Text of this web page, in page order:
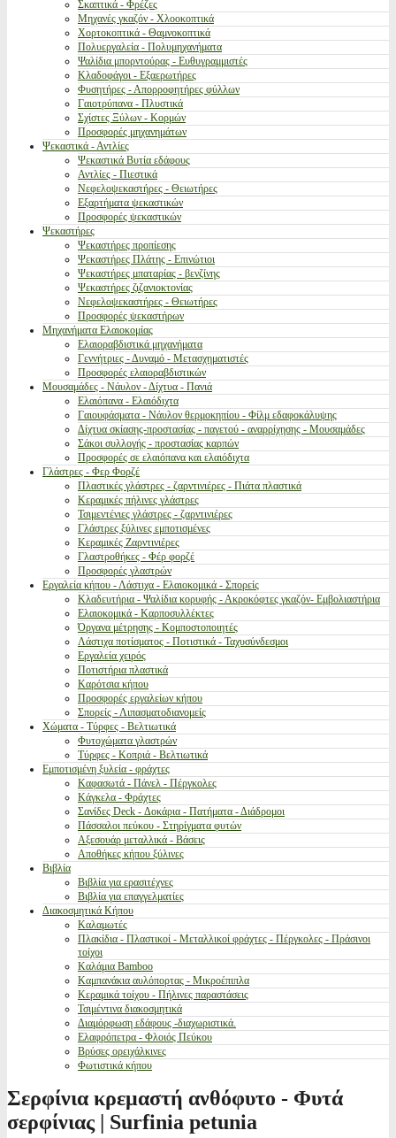
Σκαπτικά - Φρέζες
Μηχανές γκαζόν - Χλοοκοπτικά
Χορτοκοπτικά - Θαμνοκοπτικά
Πολυεργαλεία - Πολυμηχανήματα
Ψαλίδια μπορντούρας - Ευθυγραμμιστές
Κλαδοφάγοι - Εξαερωτήρες
Φυσητήρες - Απορροφητήρες φύλλων
Γαιοτρύπανα - Πλυστικά
Σχίστες Ξύλων - Κορμών
Προσφορές μηχανημάτων
Ψεκαστικά - Αντλίες
Ψεκαστικά Βυτία εδάφους
Αντλίες - Πιεστικά
Νεφελοψεκαστήρες - Θειωτήρες
Εξαρτήματα ψεκαστικών
Προσφορές ψεκαστικών
Ψεκαστήρες
Ψεκαστήρες προπίεσης
Ψεκαστήρες Πλάτης - Επινώτιοι
Ψεκαστήρες μπαταρίας - βενζίνης
Ψεκαστήρες ζιζανιοκτονίας
Νεφελοψεκαστήρες - Θειωτήρες
Προσφορές ψεκαστήρων
Μηχανήματα Ελαιοκομίας
Ελαιοραβδιστικά μηχανήματα
Γεννήτριες - Δυναμό - Μετασχηματιστές
Προσφορές ελαιοραβδιστικών
Μουσαμάδες - Νάυλον - Δίχτυα - Πανιά
Ελαιόπανα - Ελαιόδιχτα
Γαιουφάσματα - Νάυλον θερμοκηπίου - Φίλμ εδαφοκάλυψης
Δίχτυα σκίασης-προστασίας - παγετού - αναρρίχησης - Μουσαμάδες
Σάκοι συλλογής - προστασίας καρπών
Προσφορές σε ελαιόπανα και ελαιόδιχτα
Γλάστρες - Φερ Φορζέ
Πλαστικές γλάστρες - ζαρντινιέρες - Πιάτα πλαστικά
Κεραμικές πήλινες γλάστρες
Τσιμεντένιες γλάστρες - ζαρντινιέρες
Γλάστρες ξύλινες εμποτισμένες
Κεραμικές Ζαρντινιέρες
Γλαστροθήκες - Φέρ φορζέ
Προσφορές γλαστρών
Εργαλεία κήπου - Λάστιχα - Ελαιοκομικά - Σπορείς
Κλαδευτήρια - Ψαλίδια κορυφής - Ακροκόφτες γκαζόν- Εμβολιαστήρια
Ελαιοκομικά - Καρποσυλλέκτες
Όργανα μέτρησης - Κομποστοποιητές
Λάστιχα ποτίσματος - Ποτιστικά - Ταχυσύνδεσμοι
Εργαλεία χειρός
Ποτιστήρια πλαστικά
Καρότσια κήπου
Προσφορές εργαλείων κήπου
Σπορείς - Λιπασματοδιανομείς
Χώματα - Τύρφες - Βελτιωτικά
Φυτοχώματα γλαστρών
Τύρφες - Κοπριά - Βελτιωτικά
Εμποτισμένη ξυλεία - φράχτες
Καφασωτά - Πάνελ - Πέργκολες
Κάγκελα - Φράχτες
Σανίδες Deck - Δοκάρια - Πατήματα - Διάδρομοι
Πάσσαλοι πεύκου - Στηρίγματα φυτών
Αξεσουάρ μεταλλικά - Βάσεις
Αποθήκες κήπου ξύλινες
Βιβλία
Βιβλία για ερασιτέχνες
Βιβλία για επαγγελματίες
Διακοσμητικά Κήπου
Καλαμωτές
Πλακίδια - Πλαστικοί - Μεταλλικοί φράχτες - Πέργκολες - Πράσινοι
τοίχοι
Καλάμια Bamboo
Καμπανάκια αυλόπορτας - Μικροέπιπλα
Κεραμικά τοίχου - Πήλινες παραστάσεις
Τσιμέντινα διακοσμητικά
Διαμόρφωση εδάφους -διαχωριστικά.
Ελαφρόπετρα - Φλοιός Πεύκου
Βρύσες ορειχάλκινες
Φωτιστικά κήπου
Σερφίνια κρεμαστή ανθόφυτο - Φυτά
σερφίνιας | Surfinia petunia